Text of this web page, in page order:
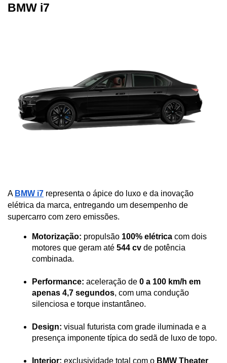
BMW i7
A BMW i7 representa o ápice do luxo e da inovação
elétrica da marca, entregando um desempenho de
supercarro com zero emissões.
Motorização: propulsão 100% elétrica com dois
motores que geram até 544 cv de potência
combinada.
Performance: aceleração de 0 a 100 km/h em
apenas 4,7 segundos, com uma condução
silenciosa e torque instantâneo.
Design: visual futurista com grade iluminada e a
presença imponente típica do sedã de luxo de topo.
Interior: exclusividade total com o BMW Theater